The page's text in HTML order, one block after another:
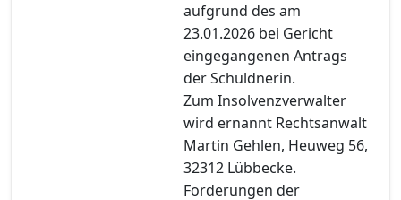
aufgrund des am
23.01.2026 bei Gericht
eingegangenen Antrags
der Schuldnerin.
Zum Insolvenzverwalter
wird ernannt Rechtsanwalt
Martin Gehlen, Heuweg 56,
32312 Lübbecke.
Forderungen der